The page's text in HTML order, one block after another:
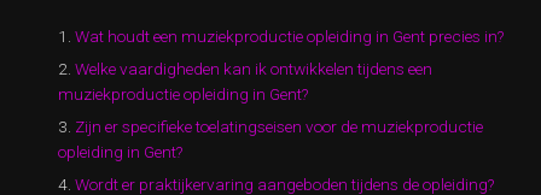
Wat houdt een muziekproductie opleiding in Gent precies in?
Welke vaardigheden kan ik ontwikkelen tijdens een
muziekproductie opleiding in Gent?
Zijn er specifieke toelatingseisen voor de muziekproductie
opleiding in Gent?
Wordt er praktijkervaring aangeboden tijdens de opleiding?